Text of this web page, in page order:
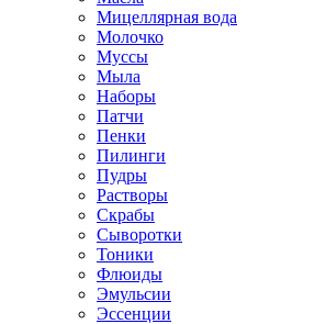
Мицеллярная вода
Молочко
Муссы
Мыла
Наборы
Патчи
Пенки
Пилинги
Пудры
Растворы
Скрабы
Сыворотки
Тоники
Флюиды
Эмульсии
Эссенции